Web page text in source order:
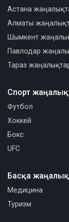
Астана
Алматы
Шымкент
Павлодар
Тараз
Спорт
Футбол
Хоккей
Бокс
UFC
Басқа
Медицина
Туризм